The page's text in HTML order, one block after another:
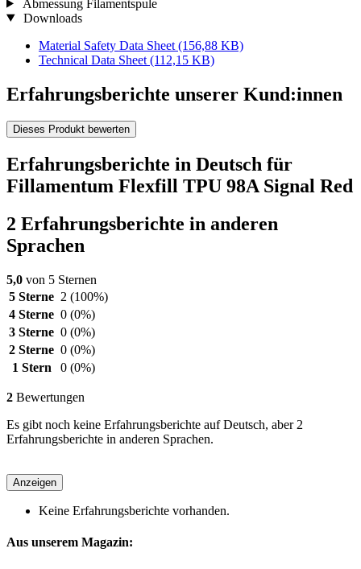
Abmessung Filamentspule
Downloads
Material Safety Data Sheet (156,88 KB)
Technical Data Sheet (112,15 KB)
Erfahrungsberichte unserer Kund:innen
Dieses Produkt bewerten
Erfahrungsberichte in Deutsch für
Fillamentum Flexfill TPU 98A Signal Red
2 Erfahrungsberichte in anderen
Sprachen
5,0 von 5 Sternen
5 Sterne 2 (100%)
4 Sterne 0 (0%)
3 Sterne 0 (0%)
2 Sterne 0 (0%)
1 Stern
0 (0%)
2 Bewertungen
Es gibt noch keine Erfahrungsberichte auf Deutsch, aber 2
Erfahrungsberichte in anderen Sprachen.
Anzeigen
Keine Erfahrungsberichte vorhanden.
Aus unserem Magazin: